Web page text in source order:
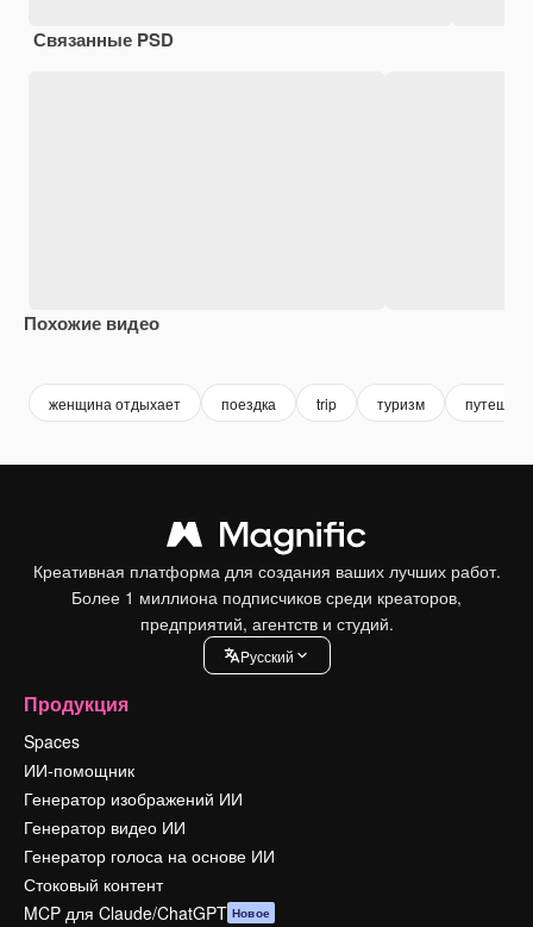
Связанные PSD
Похожие видео
женщина отдыхает поездка trip туризм
Креативная платформа для создания ваших лучших работ.
Более 1 миллиона подписчиков среди креаторов,
предприятий, агентств и студий.
Pусский
Продукция
Spaces
ИИ-помощник
Генератор изображений ИИ
Генератор видео ИИ
Генератор голоса на основе ИИ
Стоковый контент
MCP для Claude/ChatGPT Новое